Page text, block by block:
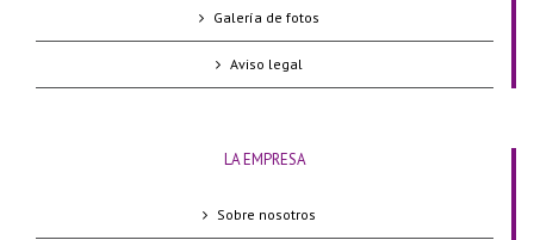
Galería de fotos
Aviso legal
LA EMPRESA
Sobre nosotros